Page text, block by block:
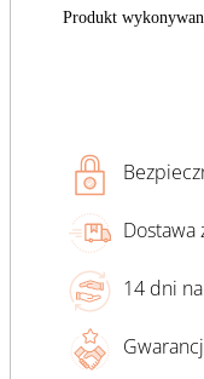
Produkt
Dostawa
14 dni